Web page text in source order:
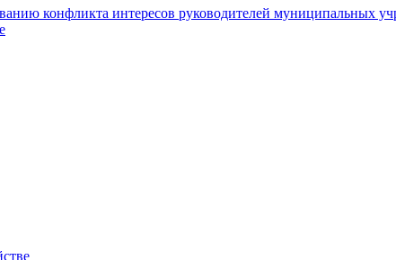
конфликта интересов руководителей муниципальных